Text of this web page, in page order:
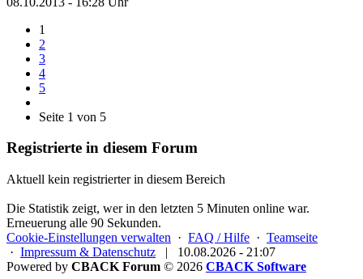
1
2
3
4
5
Seite 1 von 5
Registrierte in diesem Forum
Aktuell kein registrierter in diesem Bereich
Die Statistik zeigt, wer in den letzten 5 Minuten online war.
Erneuerung alle 90 Sekunden.
Cookie-Einstellungen verwalten · FAQ / Hilfe · Teamseite
· Impressum & Datenschutz |
10.08.2026 - 21:07
Powered by CBACK Forum © 2026 CBACK Software